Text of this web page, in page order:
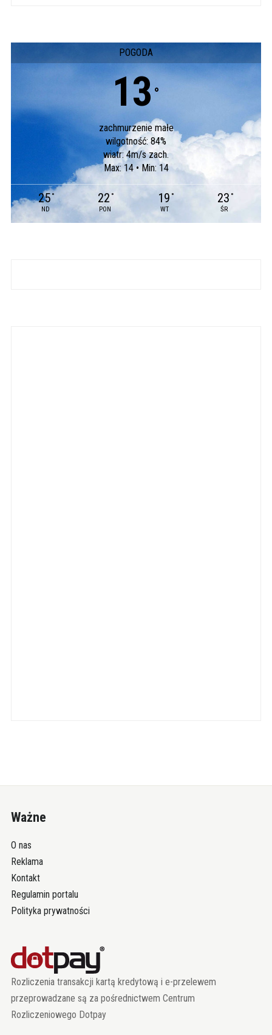
POGODA
13 °
zachmurzenie małe
wilgotność: 84%
wiatr: 4m/s zach.
Max: 14 • Min: 14
25 °
ND
22 °
PON
19 °
WT
23 °
ŚR
Ważne
O nas
Reklama
Kontakt
Regulamin portalu
Polityka prywatności
Rozliczenia transakcji kartą kredytową i e-przelewem
przeprowadzane są za pośrednictwem Centrum
Rozliczeniowego Dotpay